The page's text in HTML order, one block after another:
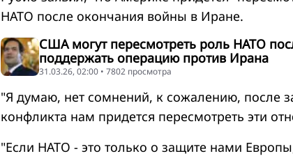
НАТО после окончания войны в Иране.
США могут пересмотреть роль НАТО
поддержать операцию против Ирана
31.03.26, 02:00 • 7802 просмотра
"Я думаю, нет сомнений, к сожалению, после
конфликта нам придется пересмотреть эти
"Если НАТО - это только о защите нами